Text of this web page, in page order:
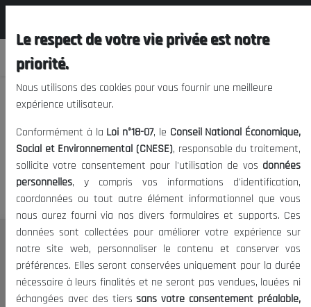
Nous vous prions de nous
excuser, mais l'accès à ce
contenu est restreint.
Le CNESE
A Propos
Le président
Le respect de votre vie privée est notre
priorité.
Nous utilisons des cookies pour vous fournir une meilleure
expérience utilisateur.
Conformément à la Loi n°18-07, le Conseil National Économique,
Social et Environnemental (CNESE), responsable du traitement,
sollicite votre consentement pour l'utilisation de vos données
personnelles, y compris vos informations d'identification,
coordonnées ou tout autre élément informationnel que vous
nous aurez fourni via nos divers formulaires et supports. Ces
données sont collectées pour améliorer votre expérience sur
notre site web, personnaliser le contenu et conserver vos
préférences. Elles seront conservées uniquement pour la durée
nécessaire à leurs finalités et ne seront pas vendues, louées ni
échangées avec des tierssans votre consentement préalable,